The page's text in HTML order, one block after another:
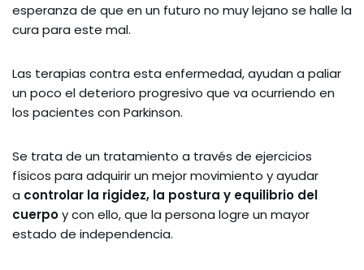
esperanza de que en un futuro no muy lejano se halle la
cura para este mal.
Las terapias contra esta enfermedad, ayudan a paliar
un poco el deterioro progresivo que va ocurriendo en
los pacientes con Parkinson.
Se trata de un tratamiento a través de ejercicios
físicos para adquirir un mejor movimiento y ayudar
a controlar la rigidez, la postura y equilibrio del
cuerpoy con ello, que la persona logre un mayor
estado de independencia.